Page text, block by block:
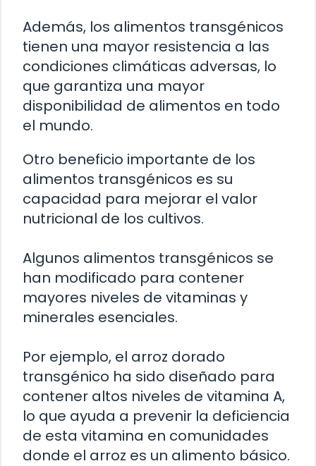
Además, los alimentos transgénicos
tienen una mayor resistencia a las
condiciones climáticas adversas, lo
que garantiza una mayor
disponibilidad de alimentos en todo
el mundo.
Otro beneficio importante de los
alimentos transgénicos es su
capacidad para mejorar el valor
nutricional de los cultivos.
Algunos alimentos transgénicos se
han modificado para contener
mayores niveles de vitaminas y
minerales esenciales.
Por ejemplo, el arroz dorado
transgénico ha sido diseñado para
contener altos niveles de vitamina A,
lo que ayuda a prevenir la deficiencia
de esta vitamina en comunidades
donde el arroz es un alimento básico.